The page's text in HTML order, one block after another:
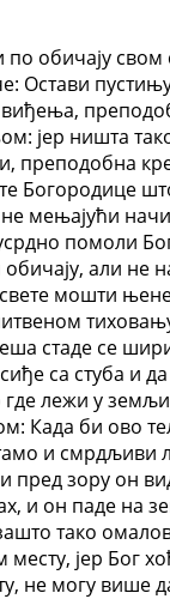
обичају
јер ништа
Богородице
мењајући
помоли
али не
мошти
стаде се
са стуба
лежи у
би ово
и смрдљиви
зору он
и он паде на
тако
јер Бог
не могу више